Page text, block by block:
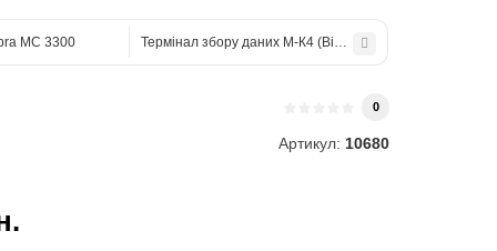
MC 3300 Термінал збору даних М-К4 (Bita HC-61) Android 11,
0
Артикул: 10680